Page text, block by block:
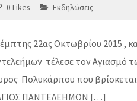
0 Likes Εκδηλώσεις
22ας Οκτωβρίου 2015 ,
τέλεσε τον Αγιασμό
Πολυκάρπου που
ΑΓΙΟΣ ΠΑΝΤΕΛΕΗΜΩΝ […]